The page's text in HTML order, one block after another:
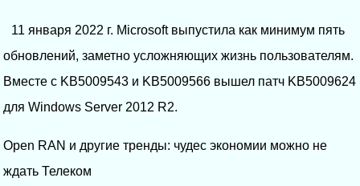
11 января 2022 г. Microsoft выпустила как минимум пять
обновлений, заметно усложняющих жизнь пользователям.
Вместе с KB5009543 и KB5009566 вышел патч KB5009624
для Windows Server 2012 R2.
Open RAN и другие тренды: чудес экономии можно не
ждать Телеком